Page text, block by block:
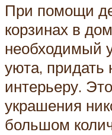
При помощи
корзинах в
необходимый
уюта,
интерьеру.
украшения
большом